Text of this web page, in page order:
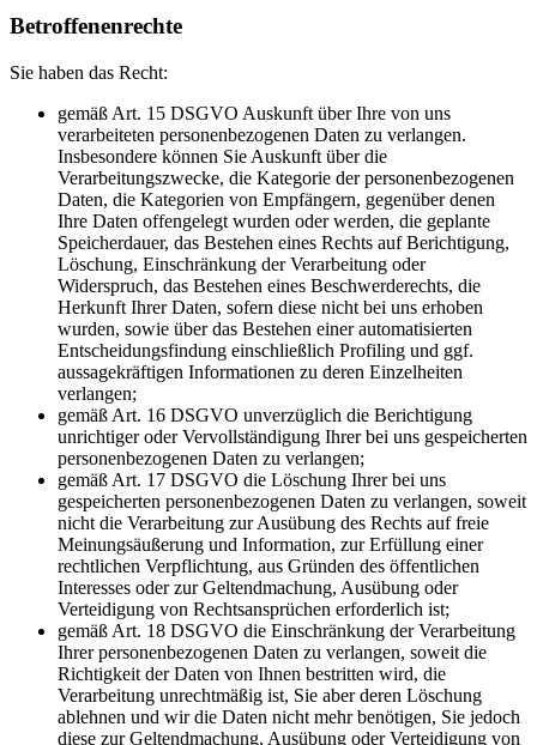
Betroffenenrechte
Sie haben das Recht:
gemäß Art. 15 DSGVO Auskunft über Ihre von uns
verarbeiteten personenbezogenen Daten zu verlangen.
Insbesondere können Sie Auskunft über die
Verarbeitungszwecke, die Kategorie der personenbezogenen
Daten, die Kategorien von Empfängern, gegenüber denen
Ihre Daten offengelegt wurden oder werden, die geplante
Speicherdauer, das Bestehen eines Rechts auf Berichtigung,
Löschung, Einschränkung der Verarbeitung oder
Widerspruch, das Bestehen eines Beschwerderechts, die
Herkunft Ihrer Daten, sofern diese nicht bei uns erhoben
wurden, sowie über das Bestehen einer automatisierten
Entscheidungsfindung einschließlich Profiling und ggf.
aussagekräftigen Informationen zu deren Einzelheiten
verlangen;
gemäß Art. 16 DSGVO unverzüglich die Berichtigung
unrichtiger oder Vervollständigung Ihrer bei uns gespeicherten
personenbezogenen Daten zu verlangen;
gemäß Art. 17 DSGVO die Löschung Ihrer bei uns
gespeicherten personenbezogenen Daten zu verlangen, soweit
nicht die Verarbeitung zur Ausübung des Rechts auf freie
Meinungsäußerung und Information, zur Erfüllung einer
rechtlichen Verpflichtung, aus Gründen des öffentlichen
Interesses oder zur Geltendmachung, Ausübung oder
Verteidigung von Rechtsansprüchen erforderlich ist;
gemäß Art. 18 DSGVO die Einschränkung der Verarbeitung
Ihrer personenbezogenen Daten zu verlangen, soweit die
Richtigkeit der Daten von Ihnen bestritten wird, die
Verarbeitung unrechtmäßig ist, Sie aber deren Löschung
ablehnen und wir die Daten nicht mehr benötigen, Sie jedoch
diese zur Geltendmachung, Ausübung oder Verteidigung von